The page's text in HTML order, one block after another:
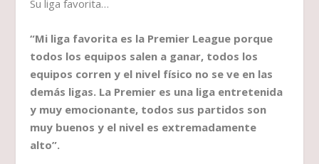
Su liga favorita…
“Mi liga favorita es la Premier League porque
todos los equipos salen a ganar, todos los
equipos corren y el nivel físico no se ve en las
demás ligas. La Premier es una liga entretenida
y muy emocionante, todos sus partidos son
muy buenos y el nivel es extremadamente
alto”.